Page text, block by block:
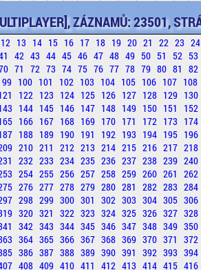
ZÁZNAMŮ: 23501,
12 13 14 15 16 17 18 19 20 21 22 23 24
42 43 44 45 46 47 48 49 50 51 52 53
71 72 73 74 75 76 77 78 79 80 81 82
99 100 101 102 103 104 105 106 107 108
122 123 124 125 126 127 128 129 130
144 145 146 147 148 149 150 151 152
166 167 168 169 170 171 172 173 174
188 189 190 191 192 193 194 195 196
210 211 212 213 214 215 216 217 218
232 233 234 235 236 237 238 239 240
254 255 256 257 258 259 260 261 262
276 277 278 279 280 281 282 283 284
298 299 300 301 302 303 304 305 306
320 321 322 323 324 325 326 327 328
342 343 344 345 346 347 348 349 350
364 365 366 367 368 369 370 371 372
386 387 388 389 390 391 392 393 394
408 409 410 411 412 413 414 415 416